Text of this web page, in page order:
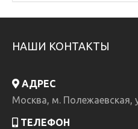
НАШИ КОНТАКТЫ
АДРЕС
Москва, м. Полежаевская,
ТЕЛЕФОН